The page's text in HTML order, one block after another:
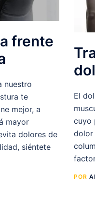
frente
nuestro
te
mejor, a
mayor
dolores de
siéntete
El
cuyo
dolor
POR